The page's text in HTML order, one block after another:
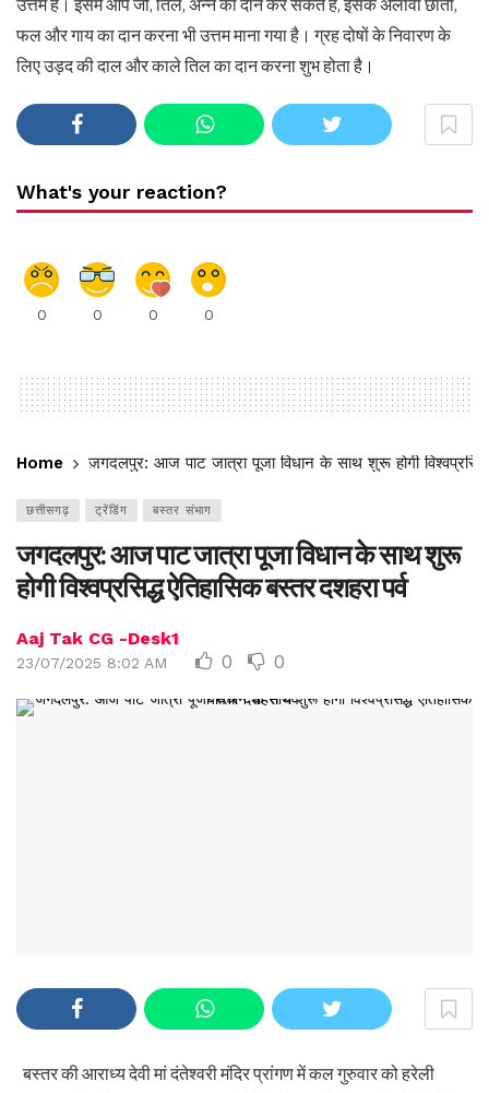
उत्तम है। इसमें आप जौ, तिल, अन्न का दान कर सकते हैं, इसके अलावा छाता,
फल और गाय का दान करना भी उत्तम माना गया है। ग्रह दोषों के निवारण के
लिए उड़द की दाल और काले तिल का दान करना शुभ होता है।
What's your reaction?
0 0 0 0
Home जगदलपुर: आज पाट जात्रा पूजा विधान के साथ शुरू होगी विश्वप्रसिद्ध
छत्तीसगढ़ ट्रेंडिंग बस्तर संभाग
जगदलपुर: आज पाट जात्रा पूजा विधान के साथ शुरू
होगी विश्वप्रसिद्ध ऐतिहासिक बस्तर दशहरा पर्व
Aaj Tak CG -Desk1
23/07/2025 8:02 AM 0 0
बस्तर की आराध्य देवी मां दंतेश्वरी मंदिर प्रांगण में कल गुरुवार को हरेली